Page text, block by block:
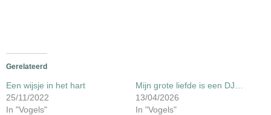
Gerelateerd
Een wijsje in het hart
25/11/2022
In "Vogels"
Mijn grote liefde is een DJ…
13/04/2026
In "Vogels"